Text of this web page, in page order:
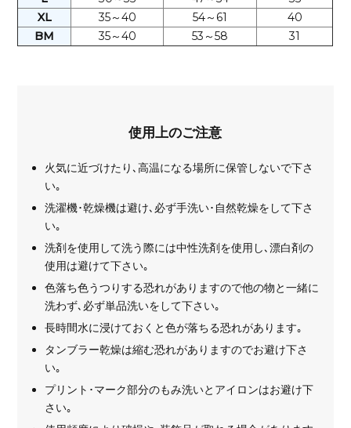
XL
35～40 54～61
40
BM
35～40 53～58 31
使用上のご注意
火気に近づけたり､高温になる場所に保管しないで下さ
い｡
洗濯機･乾燥機は避け､必ず手洗い･自然乾燥をして下さ
い｡
洗剤を使用して洗う際には中性洗剤を使用し､漂白剤の
使用は避けて下さい｡
色落ち色うつりする恐れがありますので他の物と一緒に
洗わず､必ず単品洗いをして下さい｡
長時間水に浸けておくと色が落ちる恐れがあります｡
タンブラー乾燥は縮む恐れがありますのでお避け下さ
い｡
プリント･マーク部分のもみ洗いとアイロンはお避け下
さい｡